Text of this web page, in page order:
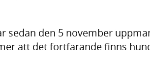
sedan den 5 november
att det fortfarande finns